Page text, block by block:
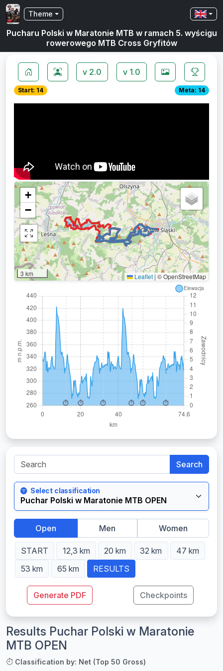
Pucharu Polski w Maratonie MTB w ramach 5. wyścigu
rowerowego MTB Cross Gryfitów
Theme
v 2.0 v 1.0
Start: 14 Meta: 14
+
−
3 km Leaflet | © OpenStreetMap
Search
Select classification
Open Men Women
START 12,3 km 20 km 32 km
47 km
53 km
65 km RESULTS
Generate PDF Checkpoints
Results Puchar Polski w Maratonie
MTB OPEN
Classification by: Net (Top 50 Gross)